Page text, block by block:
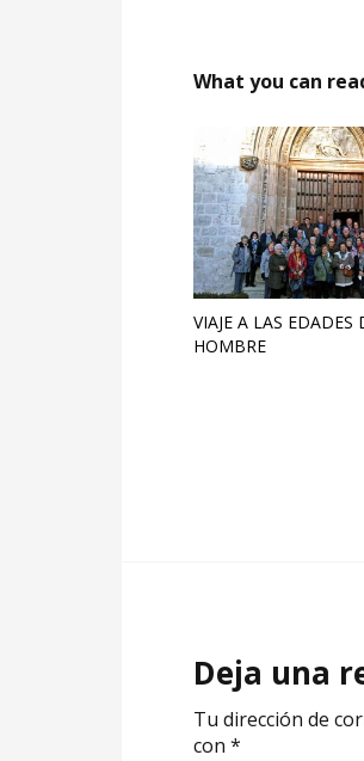
What you can
VIAJE A LAS EDADES
HOMBRE
Deja una
Tu dirección de
con *